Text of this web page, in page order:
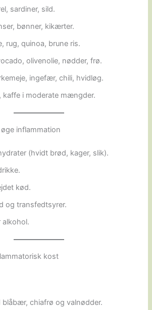
sardiner, sild.
bønner, kikærter.
rug, quinoa, brune ris.
olivenolie, nødder, frø.
ingefær, chili, hvidløg.
kaffe i moderate mængder.
inflammation
(hvidt brød, kager, slik).
kød.
og transfedtsyrer.
kost
blåbær, chiafrø og valnødder.